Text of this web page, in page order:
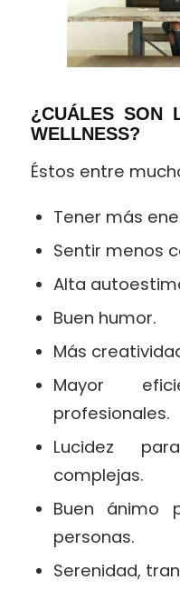
¿CUÁLES SON
WELLNESS?
Éstos entre
Tener más
Sentir menos
Alta
Buen humor.
Más
Mayor
profesionales.
Lucidez
complejas.
Buen ánimo
personas.
Serenidad,